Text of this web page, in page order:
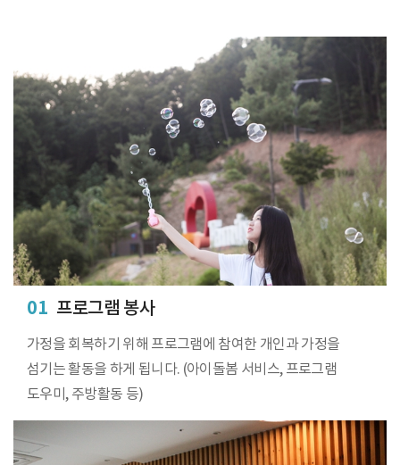
01 프로그램 봉사
가정을 회복하기 위해 프로그램에 참여한 개인과 가정을
섬기는 활동을 하게 됩니다. (아이돌봄 서비스, 프로그램
도우미, 주방활동 등)